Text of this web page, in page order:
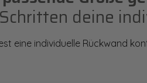
deine
eine individuelle Rückwand